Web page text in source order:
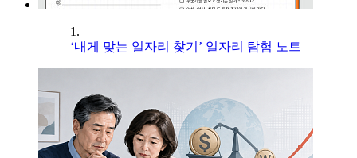
1.
‘내게 맞는 일자리 찾기’ 일자리 탐험 노트